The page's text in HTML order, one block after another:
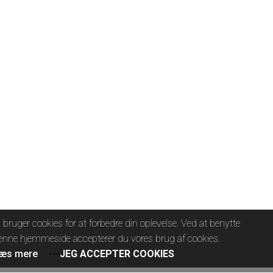
bruger cookies for at forbedre din oplevelse. Ved at benytte
hjemmeside accepterer du vores brug af cookies.
mere
---JEG ACCEPTER COOKIES